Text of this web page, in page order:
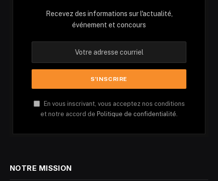
Recevez des informations sur l'actualité,
événement et concours
En vous inscrivant, vous acceptez nos conditions
et notre accord de Politique de confidentialité.
NOTRE MISSION